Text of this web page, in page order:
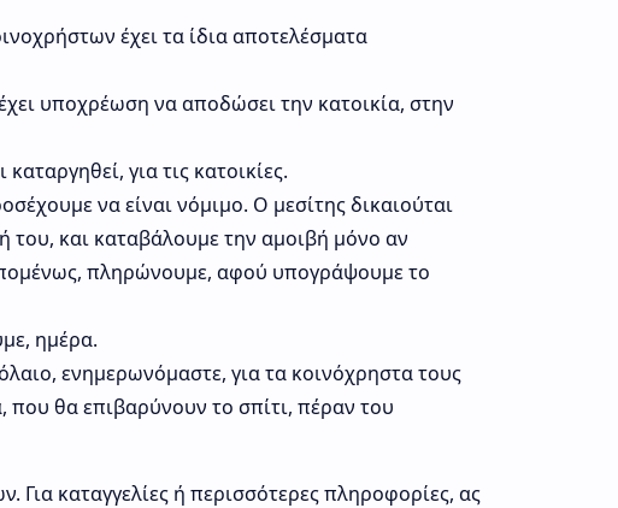
έχει τα ίδια αποτελέσματα
υποχρέωση να αποδώσει την κατοικία, στην
για τις κατοικίες.
να είναι νόμιμο. Ο μεσίτης δικαιούται
του, και καταβάλουμε την αμοιβή μόνο αν
πληρώνουμε, αφού υπογράψουμε το
ημέρα.
ενημερωνόμαστε, για τα κοινόχρηστα τους
που θα επιβαρύνουν το σπίτι, πέραν του
καταγγελίες ή περισσότερες πληροφορίες, ας